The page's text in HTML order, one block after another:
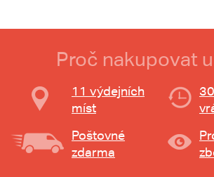
Proč nakupovat
11 výdejních
míst
Poštovné
zdarma